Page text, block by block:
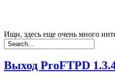
Ищи, здесь еще очень много
Выход ProFTPD